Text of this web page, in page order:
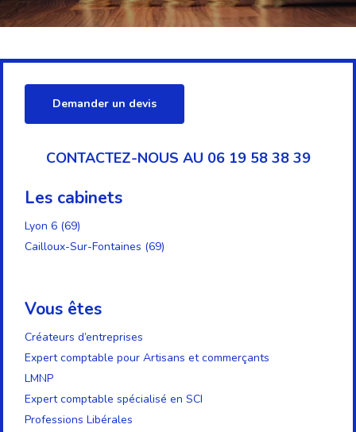
Demander un devis
CONTACTEZ-NOUS AU 06 19 58 38 39
Les cabinets
Lyon 6 (69)
Cailloux-Sur-Fontaines (69)
Vous êtes
Créateurs d’entreprises
Expert comptable pour Artisans et commerçants
LMNP
Expert comptable spécialisé en SCI
Professions Libérales